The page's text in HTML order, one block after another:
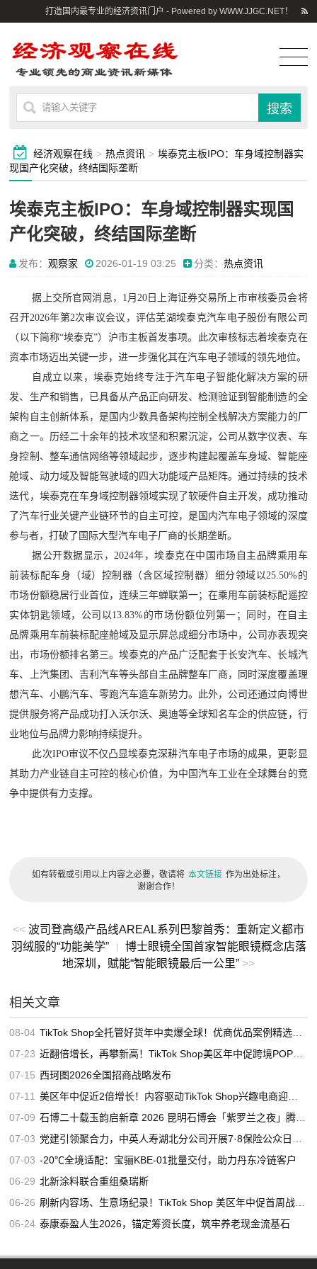
打造国内最专业的经济资讯门户 - Powered by WWW.JJGC.NET！
经济观察在线 > 热点资讯 > 埃泰克主板IPO：车身域控制器实
现国产化突破，终结国际垄断
埃泰克主板IPO：车身域控制器实现国
产化突破，终结国际垄断
发布：观察家 2026-01-19 03:25 分类：热点资讯
据上交所官网消息，1月20日上海证券交易所上市审核委员会将
召开2026年第2次审议会议，评估芜湖埃泰克汽车电子股份有限公司
（以下简称“埃泰克”）沪市主板首发事项。此次审核标志着埃泰克在
资本市场迈出关键一步，进一步强化其在汽车电子领域的领先地位。
自成立以来，埃泰克始终专注于汽车电子智能化解决方案的研
发、生产和销售，已具备从产品正向研发、检测验证到智能制造的全
架构自主创新体系，是国内少数具备架构控制全栈解决方案能力的厂
商之一。历经二十余年的技术攻坚和积累沉淀，公司从数字仪表、车
身控制、整车通信网络等领域起步，逐步构建起覆盖车身域、智能座
舱域、动力域及智能驾驶域的四大功能域产品矩阵。通过持续的技术
迭代，埃泰克在车身域控制器领域实现了软硬件自主开发，成功推动
了汽车行业关键产业链环节的自主可控，是国内汽车电子领域的深度
参与者，打破了国际大型汽车电子厂商的长期垄断。
据公开数据显示，2024年，埃泰克在中国市场自主品牌乘用车
前装标配车身（域）控制器（含区域控制器）细分领域以25.50%的
市场份额稳居行业首位，连续三年蝉联第一；在乘用车前装标配遥控
实体钥匙领域，公司以13.83%的市场份额位列第一；同时，在自主
品牌乘用车前装标配座舱域及显示屏总成细分市场中，公司亦表现突
出，市场份额排名第三。埃泰克的产品广泛配套于长安汽车、长城汽
车、上汽集团、吉利汽车等头部自主品牌整车厂商，同时深度覆盖理
想汽车、小鹏汽车、零跑汽车造车新势力。此外，公司还通过向博世
提供服务将产品成功打入沃尔沃、奥迪等全球知名车企的供应链，行
业地位与品牌力影响持续提升。
此次IPO审议不仅凸显埃泰克深耕汽车电子市场的成果，更彰显
其助力产业链自主可控的核心价值，为中国汽车工业在全球舞台的竞
争中提供有力支撑。
如有转载或引用以上内容之必要，敬请将 本文链接 作为出处标注，
谢谢合作！
<< 波司登高级产品线AREAL系列巴黎首秀：重新定义都市
羽绒服的“功能美学”
|
博士眼镜全国首家智能眼镜概念店落
地深圳，赋能“智能眼镜最后一公里” >>
相关文章
08-04 TikTok Shop全托管好货年中卖爆全球！优商优品案例精选特辑发布
07-23 近翻倍增长，再攀新高！TikTok Shop美区年中促跨境POP优秀案例重磅发布
07-15 西珂图2026全国招商战略发布
07-11 美区年中促近2倍增长！内容驱动TikTok Shop兴趣电商迎来高增长
07-09 石博二十载玉韵启新章 2026 昆明石博会「紫罗兰之夜」腾冲专场重磅启幕
07-03 党建引领聚合力，中英人寿湖北分公司开展7·8保险公众日宣教活动
07-03 -20℃全境适配：宝骊KBE-01批量交付，助力丹东冷链客户
06-29 北新涂料联合重组桑瑞斯
06-26 刷新内容场、生意场纪录！TikTok Shop 美区年中促首周战绩创新高
06-24 泰康泰盈人生2026，锚定筹资长度，筑牢养老现金流基石